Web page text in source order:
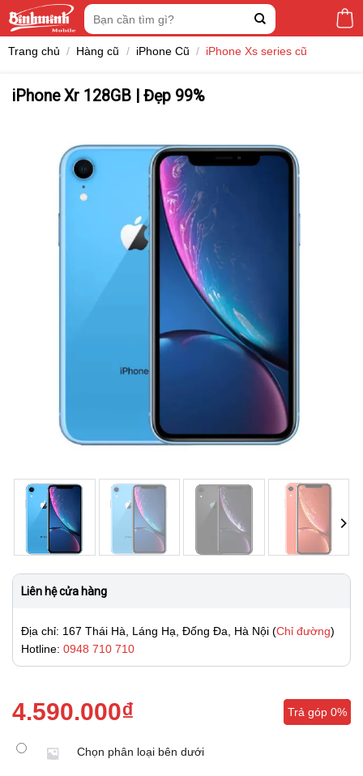
Tìm
kiếm:
Trang chủ / Hàng cũ / iPhone Cũ / iPhone Xs series cũ
iPhone Xr 128GB | Đẹp 99%
Liên hệ cửa hàng
Địa chỉ: 167 Thái Hà, Láng Hạ, Đống Đa, Hà Nội (Chỉ đường)
Hotline: 0948 710 710
4.590.000₫ Trả góp 0%
Chọn phân loại bên dưới
Trả góp 0%
Trả góp 0%